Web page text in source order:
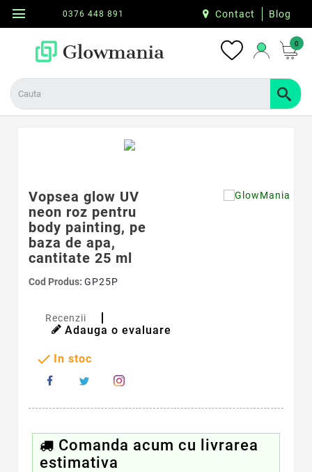
menu Contact Blog
0376 448 891
0
Vopsea glow UV
neon roz pentru
body painting, pe
baza de apa,
cantitate 25 ml
Cod Produs: GP25P
Recenzii
Adauga o evaluare
 In stoc
Comanda acum cu livrarea
estimativa